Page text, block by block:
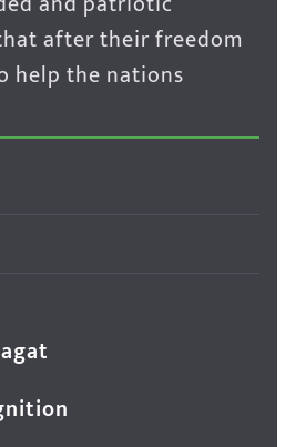
after their freedom
help the nations